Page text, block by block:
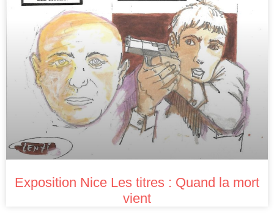
Exposition Nice Les titres : Quand la mort
vient